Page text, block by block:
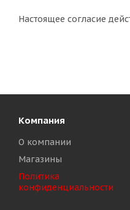
Настоящее согласие
Компания
О компании
Магазины
Политика
конфиденциальности